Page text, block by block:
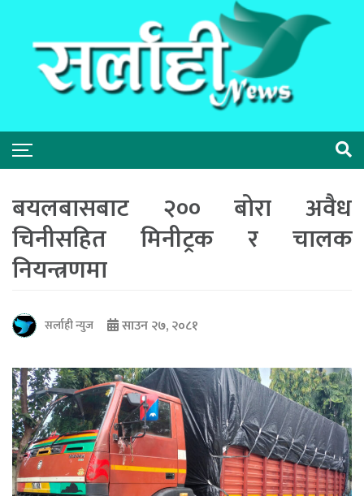
बयलबासबाट २०० बोरा अवैध
चिनीसहित मिनीट्रक र चालक
नियन्त्रणमा
सर्लाही न्युज साउन २७, २०८१